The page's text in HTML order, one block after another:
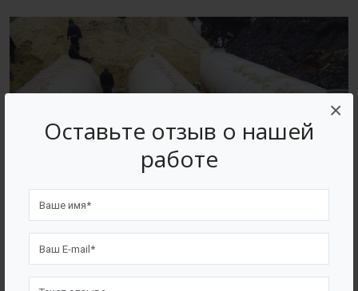
Оставьте отзыв о нашей
работе
×
Производство емкостного и очистного оборудования